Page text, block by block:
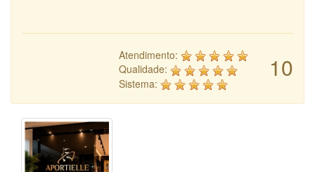
10
Atendimento:
Qualidade:
Sistema: